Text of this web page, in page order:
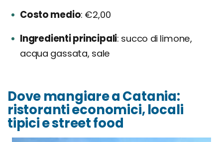
Costo medio €2,00
Ingredienti principali succo di limone,
acqua gassata, sale
Dove mangiare a Catania:
ristoranti economici, locali
tipici e street food